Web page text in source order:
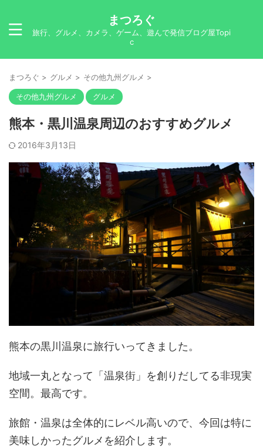
まつろぐ
旅行、グルメ、カメラ、ゲーム、遊んで発信ブログ屋Topi
c
まつろぐ > グルメ > その他九州グルメ >
その他九州グルメ グルメ
熊本・黒川温泉周辺のおすすめグルメ
2016年3月13日
熊本の黒川温泉に旅行いってきました。
地域一丸となって「温泉街」を創りだしてる非現実
空間。最高です。
旅館・温泉は全体的にレベル高いので、今回は特に
美味しかったグルメを紹介します。